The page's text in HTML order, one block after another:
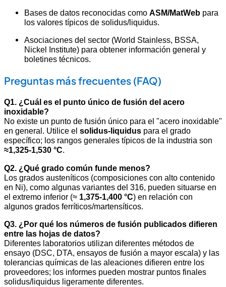
Bases de datos reconocidas como ASM/MatWeb para
los valores típicos de solidus/liquidus.
Asociaciones del sector (World Stainless, BSSA,
Nickel Institute) para obtener información general y
boletines técnicos.
Preguntas más frecuentes (FAQ)
Q1. ¿Cuál es el punto único de fusión del acero
inoxidable?
No existe un punto de fusión único para el "acero inoxidable"
en general. Utilice el solidus-liquidus para el grado
específico; los rangos generales típicos de la industria son
≈1,325-1,530 °C.
Q2. ¿Qué grado común funde menos?
Los grados austeníticos (composiciones con alto contenido
en Ni), como algunas variantes del 316, pueden situarse en
el extremo inferior (≈ 1,375-1,400 °C) en relación con
algunos grados ferríticos/martensíticos.
Q3. ¿Por qué los números de fusión publicados difieren
entre las hojas de datos?
Diferentes laboratorios utilizan diferentes métodos de
ensayo (DSC, DTA, ensayos de fusión a mayor escala) y las
tolerancias químicas de las aleaciones difieren entre los
proveedores; los informes pueden mostrar puntos finales
solidus/liquidus ligeramente diferentes.